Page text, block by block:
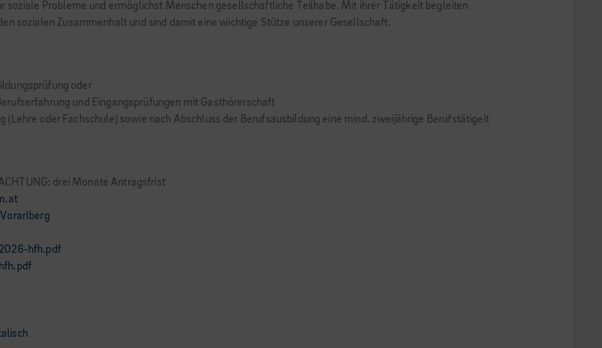
Probleme und ermöglichst Menschen gesellschaftliche Teilhabe. Mit ihrer Tätigkeit begleiten
sozialen Zusammenhalt und sind damit eine wichtige Stütze unserer Gesellschaft.
oder
und Eingangsprüfungen mit Gasthörerschaft
oder Fachschule) sowie nach Abschluss der Berufsausbildung eine mind. zweijährige Berufstätigeit
drei Monate Antragsfrist
hfh.pdf